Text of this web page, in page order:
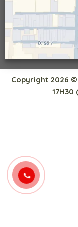
Copyright 2026 ©
17H30